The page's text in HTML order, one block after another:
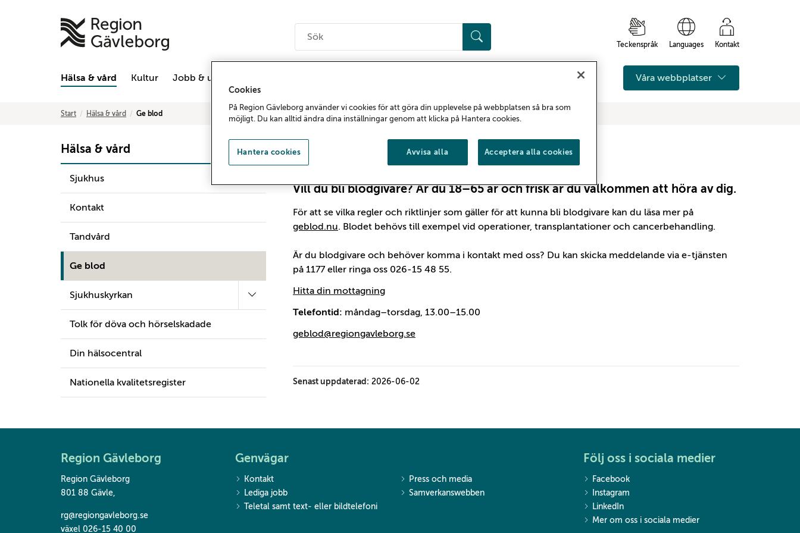
hemsidan
Teckenspråk Languages Kontakt
Hälsa & vård Kultur Jobb & utbildning Våra webbplatser
Start Hälsa & vård Ge blod
Hälsa & vård
Sjukhus
Kontakt
Tandvård
Ge blod
Sjukhuskyrkan
Tolk för döva och hörselskadade
Din hälsocentral
Nationella kvalitetsregister
Ge blod
Vill du bli blodgivare? Är du 18–65 år och frisk är du välkommen att höra av dig.
För att se vilka regler och riktlinjer som gäller för att kunna bli blodgivare kan du läsa mer på
geblod.nu. Blodet behövs till exempel vid operationer, transplantationer och cancerbehandling.
Är du blodgivare och behöver komma i kontakt med oss? Du kan skicka meddelande via e-tjänsten
på 1177 eller ringa oss 026-15 48 55.
Hitta din mottagning
Telefontid: måndag–torsdag, 13.00–15.00
geblod@regiongavleborg.se
Senast uppdaterad: 2026-06-02
Region Gävleborg
Region Gävleborg
801 88 Gävle,
rg@regiongavleborg.se
växel 026-15 40 00
Genvägar
Kontakt
Press och media
Lediga jobb
Samverkanswebben
Teletal samt text- eller bildtelefoni
Följ oss i sociala medier
Facebook
Instagram
LinkedIn
Mer om oss i sociala medier
Cookies
På Region Gävleborg använder vi cookies för att göra din upplevelse på webbplatsen så bra som
möjligt. Du kan alltid ändra dina inställningar genom att klicka på Hantera cookies.
Avvisa alla Acceptera alla cookies
Hantera cookies